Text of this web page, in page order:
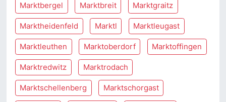
Marktbergel Marktbreit Marktgraitz
Marktheidenfeld Marktl Marktleugast
Marktleuthen Marktoberdorf Marktoffingen
Marktredwitz Marktrodach
Marktschellenberg Marktschorgast